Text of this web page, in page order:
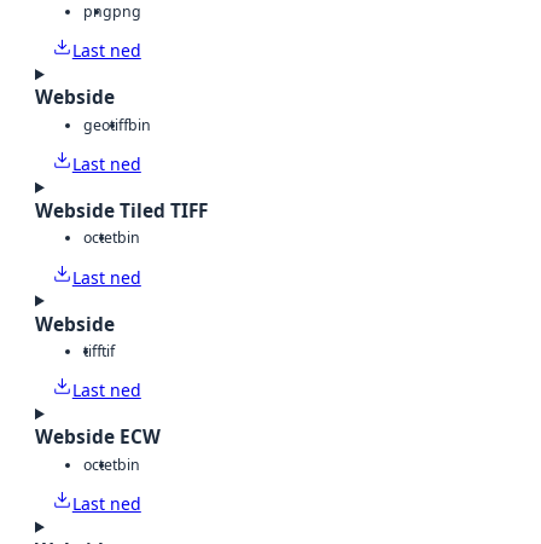
pngpng
Last ned
Webside
geotiffbin
Last ned
Webside Tiled TIFF
octetbin
Last ned
Webside
tifftif
Last ned
Webside ECW
octetbin
Last ned